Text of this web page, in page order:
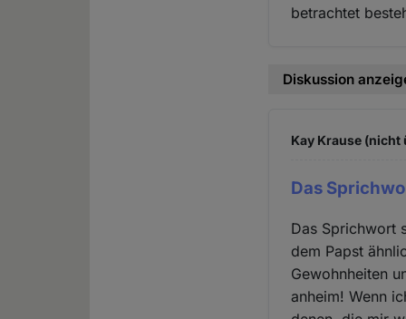
betrachtet
Diskussion
Kay Krause
Das
Das Sprichwort
dem Papst
Gewohnheiten
anheim! Wenn